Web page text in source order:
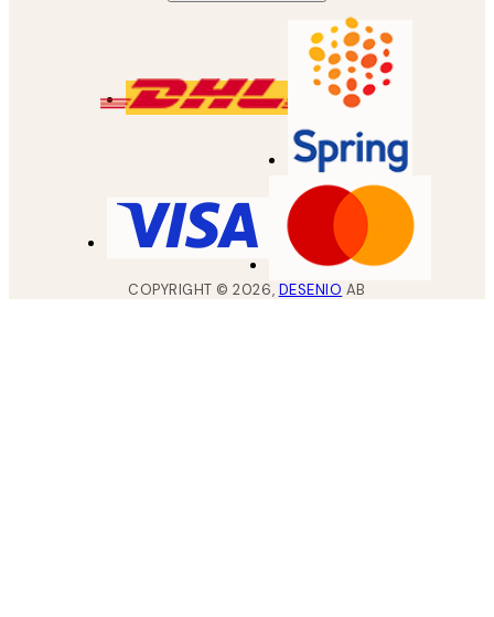
COPYRIGHT ©2026, DESENIO AB